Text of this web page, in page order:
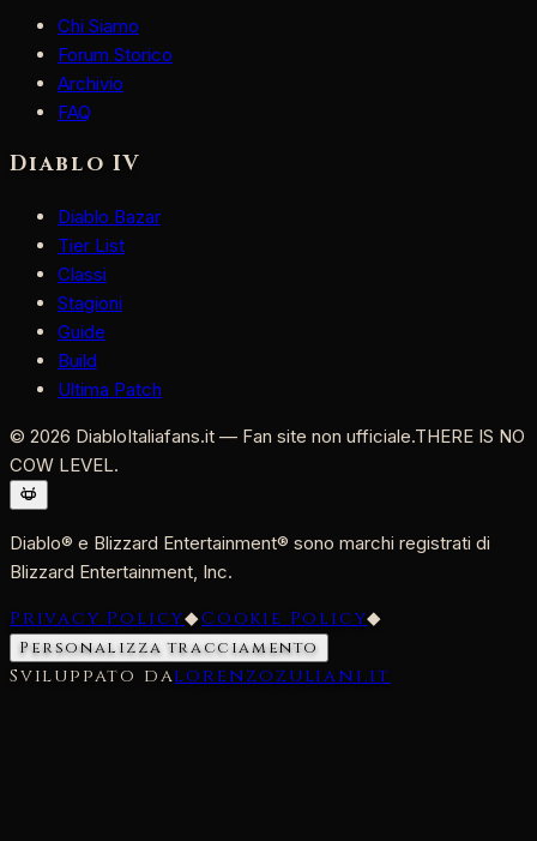
Chi Siamo
Forum Storico
Archivio
FAQ
Diablo IV
Diablo Bazar
Tier List
Classi
Stagioni
Guide
Build
Ultima Patch
© 2026 DiabloItaliafans.it — Fan site non ufficiale.THERE IS NO
COW LEVEL.
Diablo® e Blizzard Entertainment® sono marchi registrati di
Blizzard Entertainment, Inc.
Privacy Policy◆Cookie Policy◆
Personalizza tracciamento
Sviluppato dalorenzozuliani.it